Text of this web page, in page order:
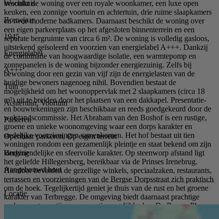
beschikt de woning over een royale woonkamer, een luxe open
keuken, een zonnige voortuin en achtertuin, drie ruime slaapkamers
en twee moderne badkamers. Daarnaast beschikt de woning over
een eigen parkeerplaats op het afgesloten binnenterrein en een
separate bergruimte van circa 6 m². De woning is volledig gasloos,
uitstekend geïsoleerd en voorzien van energielabel A+++. Dankzij
de combinatie van hoogwaardige isolatie, een warmtepomp en
zonnepanelen is de woning bijzonder energiezuinig. Zelfs bij
bewoning door een gezin van vijf zijn de energielasten van de
huidige bewoners nagenoeg nihil. Bovendien bestaat de
mogelijkheid om het woonoppervlak met 2 slaapkamers (circa 18
m²) uit te breiden door het plaatsen van een dakkapel. Presentatie-
en bouwtekeningen zijn beschikbaar en reeds goedgekeurd door de
welstandscommissie. Het Abraham van den Boshof is een rustige,
groene en unieke woonomgeving waar een dorps karakter en
stedelijke voorzieningen samenkomen. Het hof bestaat uit tien
woningen rondom een gezamenlijk pleintje en staat bekend om zijn
kindvriendelijke en sfeervolle karakter. Op steenworp afstand ligt
het geliefde Hillegersberg, bereikbaar via de Prinses Irenebrug.
Hierdoor bevinden de gezellige winkels, speciaalzaken, restaurants,
terrassen en voorzieningen van de Bergse Dorpsstraat zich praktisch
om de hoek. Tegelijkertijd geniet je thuis van de rust en het groene
karakter van Terbregge. De omgeving biedt daarnaast prachtige
parken, waterpartijen en recreatiemogelijkheden. De Bergse Plassen
Woonhuis
Bouwjaar
1945
Energielabel
A+++
Tuin
Achtertuin, Voortuin
Parkeren
Openbaar parkeren, Op eigen terrein
Berging
Aangebouwd hout
Locatie